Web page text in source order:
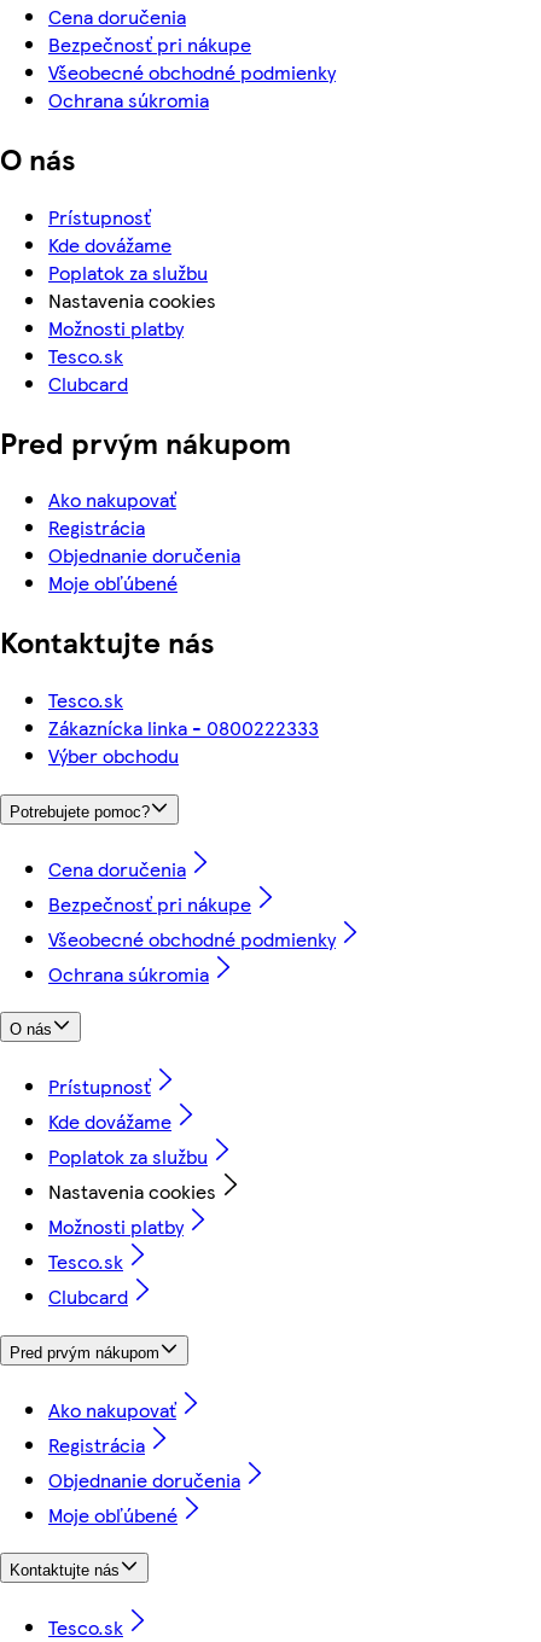
Cena doručenia
Bezpečnosť pri nákupe
Všeobecné obchodné podmienky
Ochrana súkromia
O nás
Prístupnosť
Kde dovážame
Poplatok za službu
Nastavenia cookies
Možnosti platby
Tesco.sk
Clubcard
Pred prvým nákupom
Ako nakupovať
Registrácia
Objednanie doručenia
Moje obľúbené
Kontaktujte nás
Tesco.sk
Zákaznícka linka - 0800222333
Výber obchodu
Potrebujete pomoc?
Cena doručenia
Bezpečnosť pri nákupe
Všeobecné obchodné podmienky
Ochrana súkromia
O nás
Prístupnosť
Kde dovážame
Poplatok za službu
Nastavenia cookies
Možnosti platby
Tesco.sk
Clubcard
Pred prvým nákupom
Ako nakupovať
Registrácia
Objednanie doručenia
Moje obľúbené
Kontaktujte nás
Tesco.sk